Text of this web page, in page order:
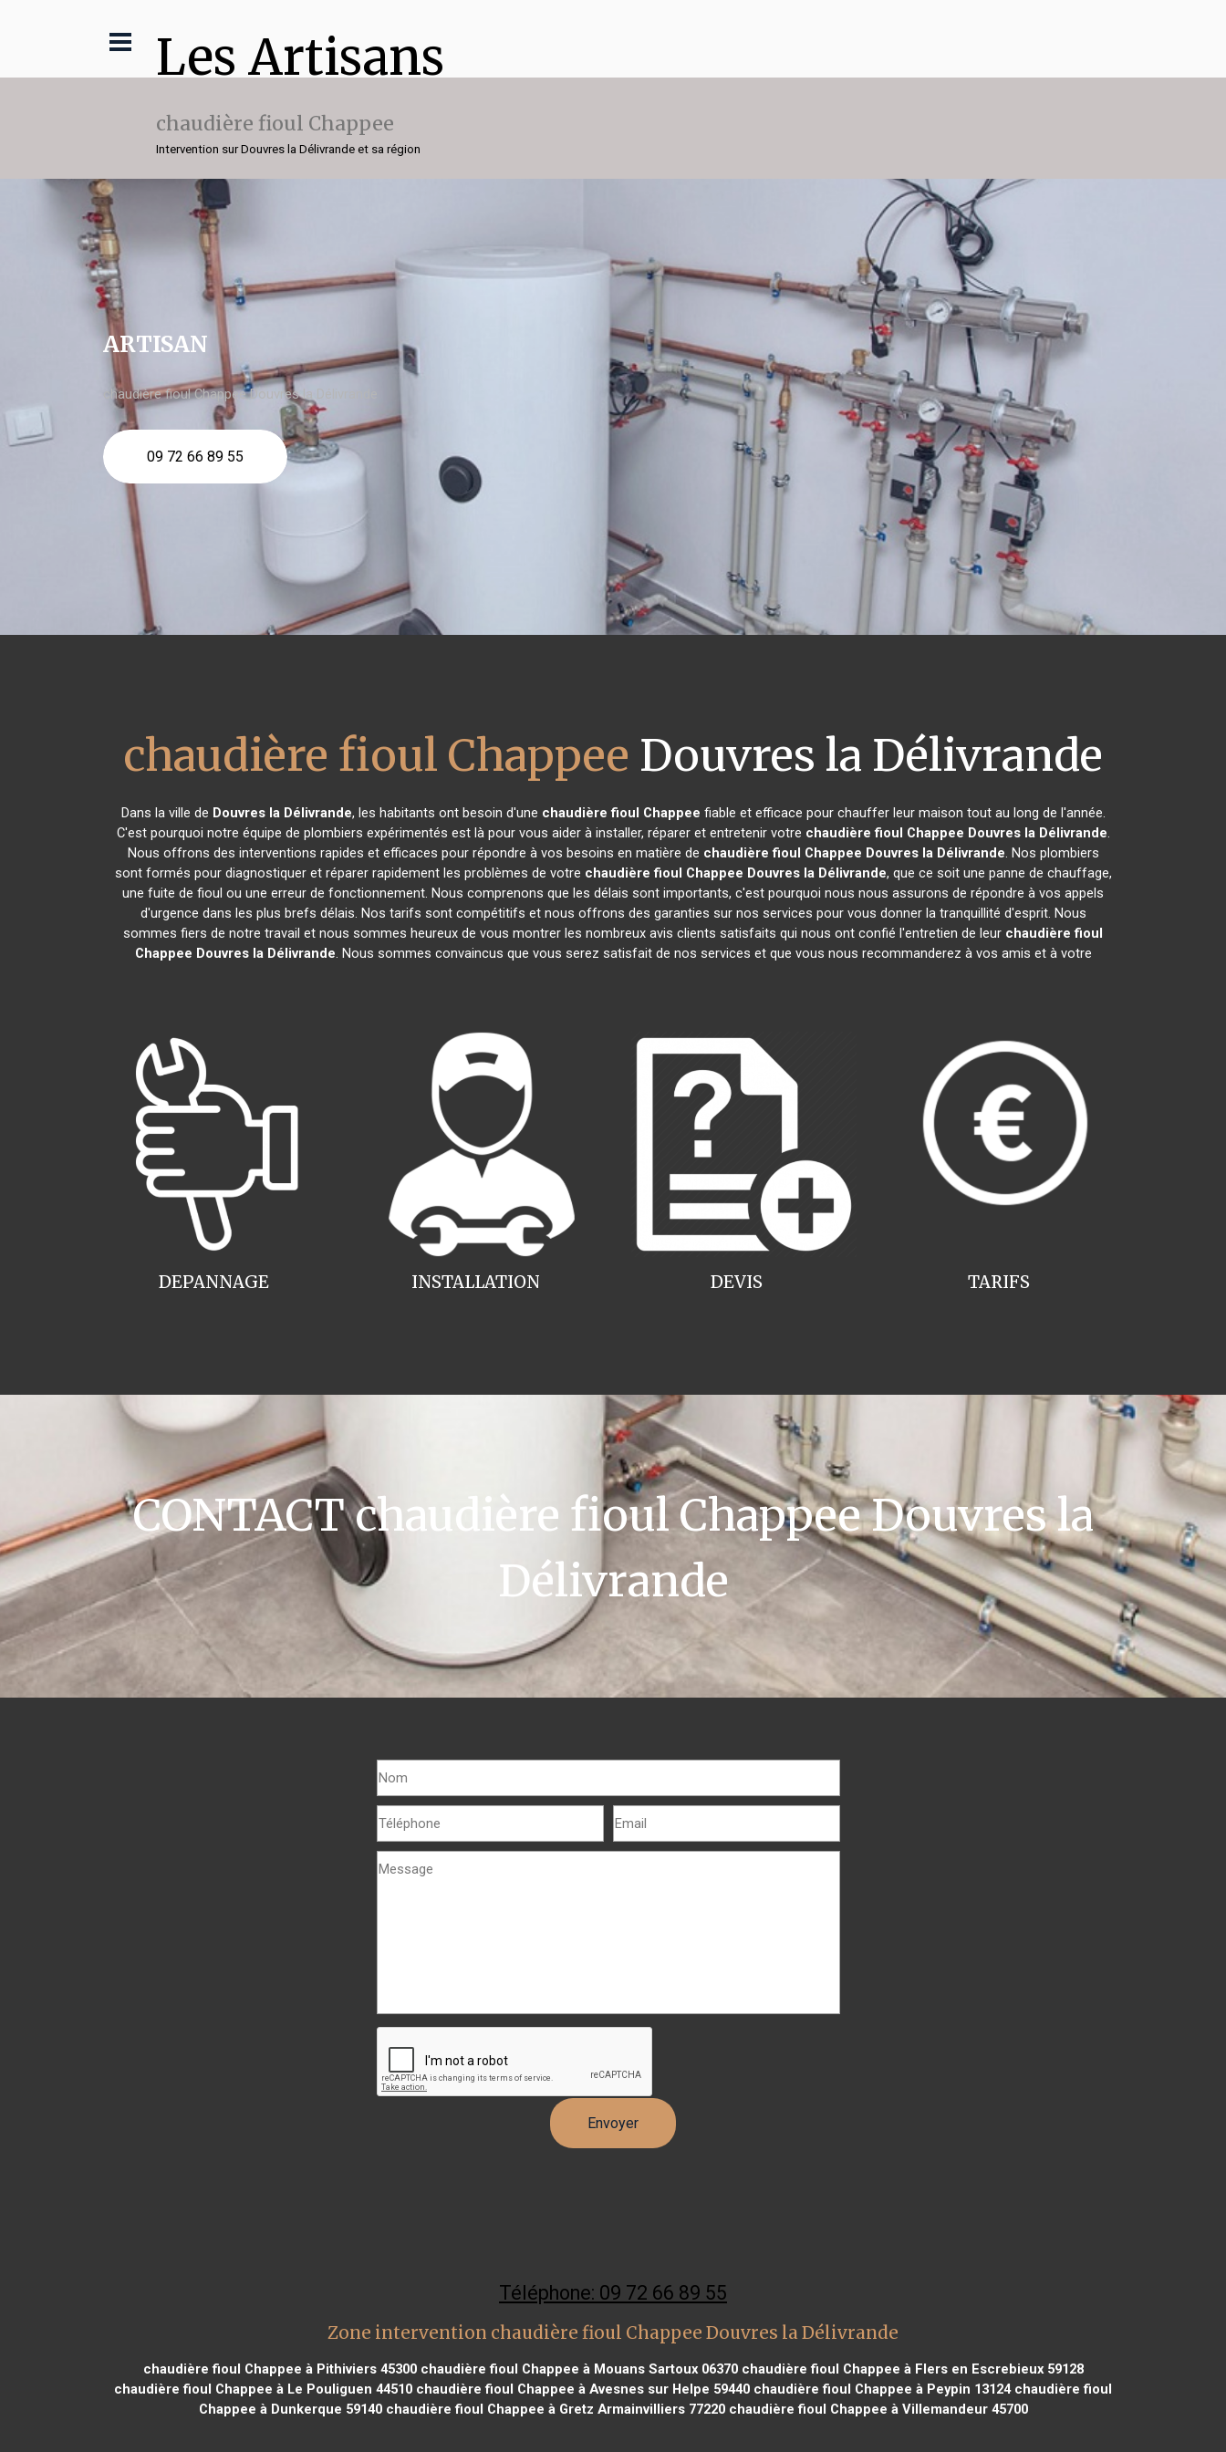
Les Artisans
chaudière fioul Chappee
Intervention sur Douvres la Délivrande et sa région
ARTISAN
chaudière fioul Chappee Douvres la Délivrande
09 72 66 89 55
chaudière fioul Chappee Douvres la Délivrande
Dans la ville de Douvres la Délivrande, les habitants ont besoin d'une chaudière fioul Chappee fiable et efficace pour chauffer leur maison tout au long de l'année.
C'est pourquoi notre équipe de plombiers expérimentés est là pour vous aider à installer, réparer et entretenir votre chaudière fioul Chappee Douvres la Délivrande.
Nous offrons des interventions rapides et efficaces pour répondre à vos besoins en matière de chaudière fioul Chappee Douvres la Délivrande. Nos plombiers
sont formés pour diagnostiquer et réparer rapidement les problèmes de votre chaudière fioul Chappee Douvres la Délivrande, que ce soit une panne de chauffage,
une fuite de fioul ou une erreur de fonctionnement. Nous comprenons que les délais sont importants, c'est pourquoi nous nous assurons de répondre à vos appels
d'urgence dans les plus brefs délais. Nos tarifs sont compétitifs et nous offrons des garanties sur nos services pour vous donner la tranquillité d'esprit. Nous
sommes fiers de notre travail et nous sommes heureux de vous montrer les nombreux avis clients satisfaits qui nous ont confié l'entretien de leur chaudière fioul
Chappee Douvres la Délivrande. Nous sommes convaincus que vous serez satisfait de nos services et que vous nous recommanderez à vos amis et à votre
INSTALLATION
DEPANNAGE TARIFS
DEVIS
CONTACT chaudière fioul Chappee Douvres la
Délivrande
Téléphone: 09 72 66 89 55
Zone intervention chaudière fioul Chappee Douvres la Délivrande
chaudière fioul Chappee à Pithiviers 45300chaudière fioul Chappee à Mouans Sartoux 06370chaudière fioul Chappee à Flers en Escrebieux 59128
chaudière fioul Chappee à Le Pouliguen 44510 chaudière fioul Chappee à Avesnes sur Helpe 59440 chaudière fioul Chappee à Peypin 13124chaudière fioul
Chappee à Dunkerque 59140chaudière fioul Chappee à Gretz Armainvilliers 77220chaudière fioul Chappee à Villemandeur 45700